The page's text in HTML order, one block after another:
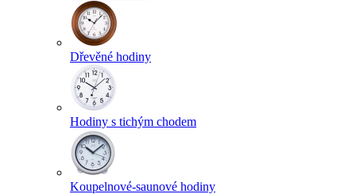
Dřevěné hodiny
Hodiny s tichým chodem
Koupelnové-saunové hodiny